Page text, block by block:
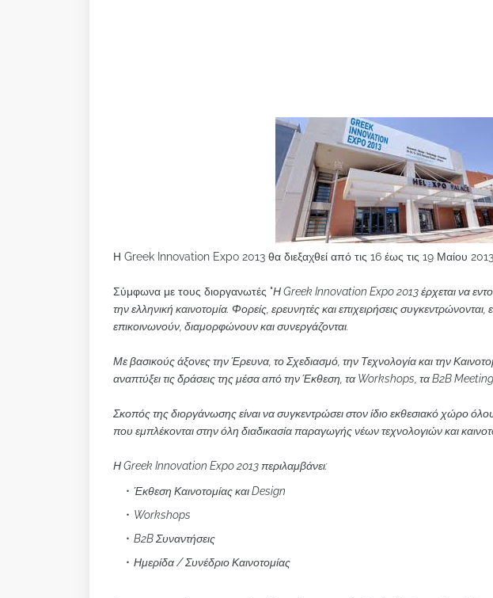
Η Greek Innovation Expo 2013 θα διεξαχθεί από τις 16 έως τις 19 Μαίου
Σύμφωνα με τους διοργανωτές "Η Greek Innovation Expo 2013 έρχεται να
την ελληνική καινοτομία. Φορείς, ερευνητές και επιχειρήσεις
επικοινωνούν, διαμορφώνουν και συνεργάζονται.
Με βασικούς άξονες την Έρευνα, το Σχεδιασμό, την Τεχνολογία και την
αναπτύξει τις δράσεις της μέσα από την Έκθεση, τα Workshops, τα B2B
Σκοπός της διοργάνωσης είναι να συγκεντρώσει στον ίδιο εκθεσιακό χώρο
που εμπλέκονται στην όλη διαδικασία παραγωγής νέων τεχνολογιών και
Η Greek Innovation Expo 2013 περιλαμβάνει:
Έκθεση Καινοτομίας και Design
Workshops
B2B Συναντήσεις
Ημερίδα / Συνέδριο Καινοτομίας